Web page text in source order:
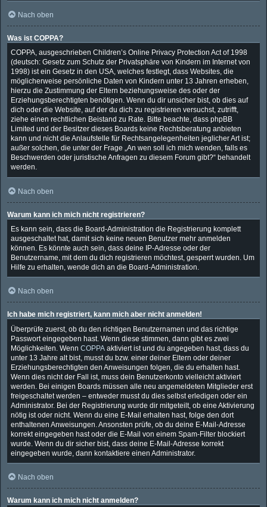
Nach oben
Was ist COPPA?
COPPA, ausgeschrieben Children’s Online Privacy Protection Act of 1998
(deutsch: Gesetz zum Schutz der Privatsphäre von Kindern im Internet von
1998) ist ein Gesetz in den USA, welches festlegt, dass Websites, die
möglicherweise persönliche Daten von Kindern unter 13 Jahren erheben,
hierzu die Zustimmung der Eltern beziehungsweise des oder der
Erziehungsberechtigten benötigen. Wenn du dir unsicher bist, ob dies auf
dich oder die Website, auf der du dich zu registrieren versuchst, zutrifft,
ziehe einen rechtlichen Beistand zu Rate. Bitte beachte, dass phpBB
Limited und der Besitzer dieses Boards keine Rechtsberatung anbieten
kann und nicht die Anlaufstelle für Rechtsangelegenheiten jeglicher Art ist;
außer solchen, die unter der Frage „An wen soll ich mich wenden, falls es
Beschwerden oder juristische Anfragen zu diesem Forum gibt?“ behandelt
werden.
Nach oben
Warum kann ich mich nicht registrieren?
Es kann sein, dass die Board-Administration die Registrierung komplett
ausgeschaltet hat, damit sich keine neuen Benutzer mehr anmelden
können. Es könnte auch sein, dass deine IP-Adresse oder der
Benutzername, mit dem du dich registrieren möchtest, gesperrt wurden. Um
Hilfe zu erhalten, wende dich an die Board-Administration.
Nach oben
Ich habe mich registriert, kann mich aber nicht anmelden!
Überprüfe zuerst, ob du den richtigen Benutzernamen und das richtige
Passwort eingegeben hast. Wenn diese stimmen, dann gibt es zwei
Möglichkeiten. Wenn COPPA aktiviert ist und du angegeben hast, dass du
unter 13 Jahre alt bist, musst du bzw. einer deiner Eltern oder deiner
Erziehungsberechtigten den Anweisungen folgen, die du erhalten hast.
Wenn dies nicht der Fall ist, muss dein Benutzerkonto vielleicht aktiviert
werden. Bei einigen Boards müssen alle neu angemeldeten Mitglieder erst
freigeschaltet werden – entweder musst du dies selbst erledigen oder ein
Administrator. Bei der Registrierung wurde dir mitgeteilt, ob eine Aktivierung
nötig ist oder nicht. Wenn du eine E-Mail erhalten hast, folge den dort
enthaltenen Anweisungen. Ansonsten prüfe, ob du deine E-Mail-Adresse
korrekt eingegeben hast oder die E-Mail von einem Spam-Filter blockiert
wurde. Wenn du dir sicher bist, dass deine E-Mail-Adresse korrekt
eingegeben wurde, dann kontaktiere einen Administrator.
Nach oben
Warum kann ich mich nicht anmelden?